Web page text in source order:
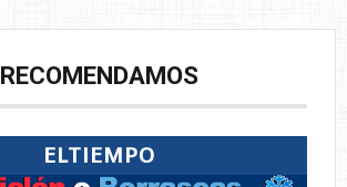
RECOMENDAMOS
ELTIEMPO